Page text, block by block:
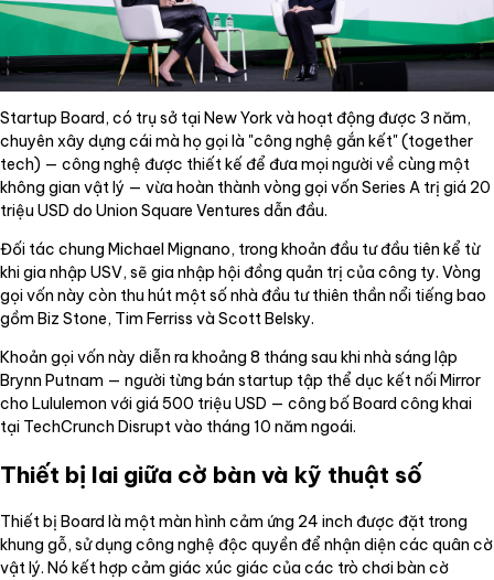
Startup Board, có trụ sở tại New York và hoạt động được 3 năm,
chuyên xây dựng cái mà họ gọi là "công nghệ gắn kết" (together
tech) — công nghệ được thiết kế để đưa mọi người về cùng một
không gian vật lý — vừa hoàn thành vòng gọi vốn Series A trị giá 20
triệu USD do Union Square Ventures dẫn đầu.
Đối tác chung Michael Mignano, trong khoản đầu tư đầu tiên kể từ
khi gia nhập USV, sẽ gia nhập hội đồng quản trị của công ty. Vòng
gọi vốn này còn thu hút một số nhà đầu tư thiên thần nổi tiếng bao
gồm Biz Stone, Tim Ferriss và Scott Belsky.
Khoản gọi vốn này diễn ra khoảng 8 tháng sau khi nhà sáng lập
Brynn Putnam — người từng bán startup tập thể dục kết nối Mirror
cho Lululemon với giá 500 triệu USD — công bố Board công khai
tại TechCrunch Disrupt vào tháng 10 năm ngoái.
Thiết bị lai giữa cờ bàn và kỹ thuật số
Thiết bị Board là một màn hình cảm ứng 24 inch được đặt trong
khung gỗ, sử dụng công nghệ độc quyền để nhận diện các quân cờ
vật lý. Nó kết hợp cảm giác xúc giác của các trò chơi bàn cờ